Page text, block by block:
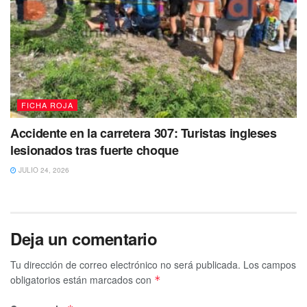
vulnerabilidad vial
En ambos siniestros, las autoridades de tránsito
confirmaron factores comunesque agravaron la
situación:ninguno de los tripulantes portaba casco de
seguridadni equipo de protección básico.Asimismo,
se constató que los conductorescarecían de la
documentación correspondiente para circular en dichas
unidades motorizadas.
FICHA ROJA
Accidente en la carretera 307: Turistas ingleses
lesionados tras fuerte choque
JULIO 24, 2026
Deja un comentario
Tu dirección de correo electrónico no será publicada. Los campos
obligatorios están marcados con *